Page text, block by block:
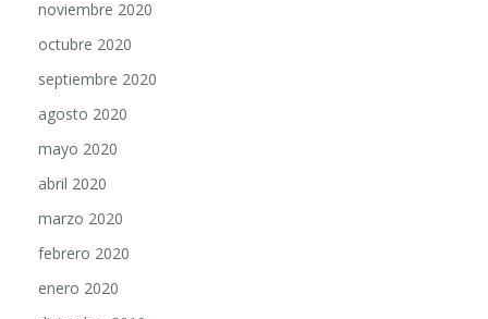
octubre 2020
septiembre 2020
agosto 2020
mayo 2020
abril 2020
marzo 2020
febrero 2020
enero 2020
diciembre 2019